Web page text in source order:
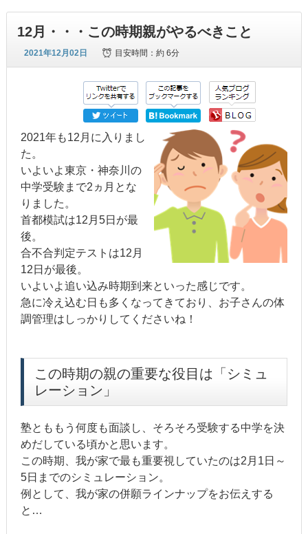
12月・・・この時期親がやるべきこと
2021年12月02日 目安時間：約 6分
2021年も12月に入りまし
た。
いよいよ東京・神奈川の
中学受験まで2ヵ月とな
りました。
首都模試は12月5日が最
後。
合不合判定テストは12月
12日が最後。
いよいよ追い込み時期到来といった感じです。
急に冷え込む日も多くなってきており、お子さんの体
調管理はしっかりしてくださいね！
この時期の親の重要な役目は「シミュ
レーション」
塾とももう何度も面談し、そろそろ受験する中学を決
めだしている頃かと思います。
この時期、我が家で最も重要視していたのは2月1日～
5日までのシミュレーション。
例として、我が家の併願ラインナップをお伝えする
と…